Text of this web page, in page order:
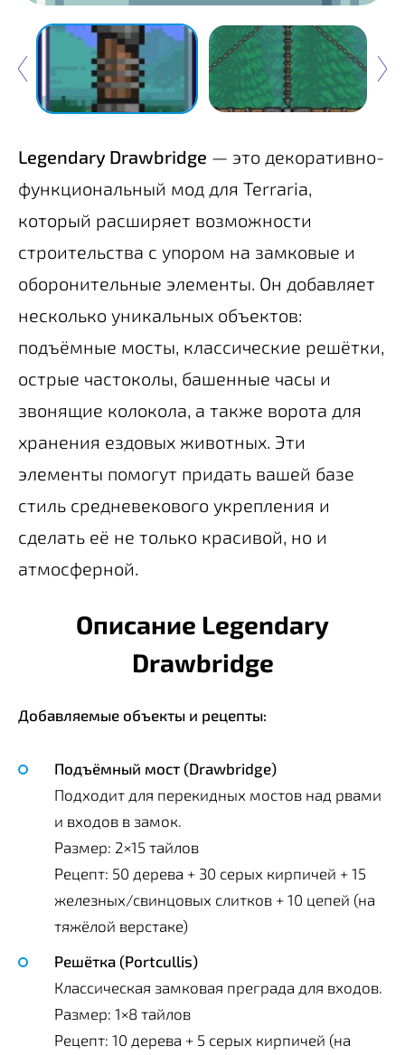
Legendary Drawbridge — это декоративно-
функциональный мод для Terraria,
который расширяет возможности
строительства с упором на замковые и
оборонительные элементы. Он добавляет
несколько уникальных объектов:
подъёмные мосты, классические решётки,
острые частоколы, башенные часы и
звонящие колокола, а также ворота для
хранения ездовых животных. Эти
элементы помогут придать вашей базе
стиль средневекового укрепления и
сделать её не только красивой, но и
атмосферной.
Описание Legendary
Drawbridge
Добавляемые объекты и рецепты:
Подъёмный мост (Drawbridge)
Подходит для перекидных мостов над рвами
и входов в замок.
Размер: 2×15 тайлов
Рецепт: 50 дерева + 30 серых кирпичей + 15
железных/свинцовых слитков + 10 цепей (на
тяжёлой верстаке)
Решётка (Portcullis)
Классическая замковая преграда для входов.
Размер: 1×8 тайлов
Рецепт: 10 дерева + 5 серых кирпичей (на